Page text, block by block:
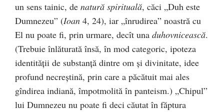
un sens tainic, de natură spirituală, căci „Duh este
Dumnezeu” (Ioan 4, 24), iar „înrudirea” noastră cu
El nu poate fi, prin urmare, decît una duhovnicească.
(Trebuie înlăturată însă, în mod categoric, ipoteza
identității de substanță dintre om și divinitate, idee
profund necreștină, prin care a păcătuit mai ales
gîndirea indiană, împotmolită în panteism.) „Chipul”
lui Dumnezeu nu poate fi deci căutat în făptura